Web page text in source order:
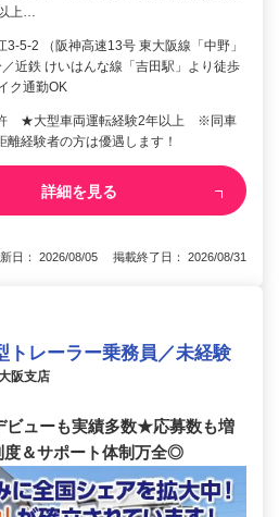
上…
3-5-2 （阪神高速13号 東大阪線「中野」
近鉄 けいはんな線「吉田駅」より徒歩
ク通勤OK
許 ★大型車両運転経験2年以上 ※同車
離経験者の方は優遇します！
詳細を見る
日： 2026/08/05 掲載終了日： 2026/08/31
トレーラー乗務員／未経験
阪支店
ビューも実績多数★応募数も増
度＆サポート体制万全◎